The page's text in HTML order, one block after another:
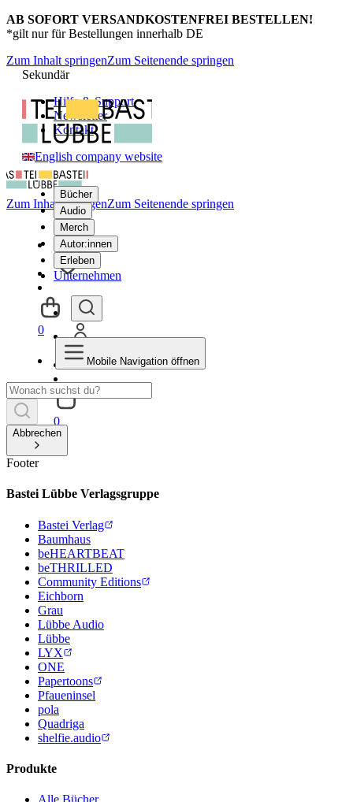
AB SOFORT VERSANDKOSTENFREI BESTELLEN!
*gilt nur für Bestellungen innerhalb DE
Zum Inhalt springenZum Seitenende springen
Sekundär
Hilfe & Support
Newsletter
Kontakt
English company website
Bücher
Audio
Merch
Autor:innen
Erleben
Unternehmen
0
Zum Inhalt springenZum Seitenende springen
0
Mobile Navigation öffnen
Abbrechen
Footer
Bastei Lübbe Verlagsgruppe
Bastei Verlag
Baumhaus
beHEARTBEAT
beTHRILLED
Community Editions
Eichborn
Grau
Lübbe Audio
Lübbe
LYX
ONE
Papertoons
Pfaueninsel
pola
Quadriga
shelfie.audio
Produkte
Alle Bücher